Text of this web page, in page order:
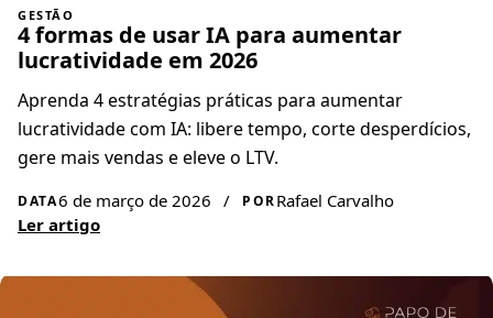
GESTÃO
4 formas de usar IA para aumentar
lucratividade em 2026
Aprenda 4 estratégias práticas para aumentar
lucratividade com IA: libere tempo, corte desperdícios,
gere mais vendas e eleve o LTV.
DATA6 de março de 2026 / PORRafael Carvalho
Ler artigo